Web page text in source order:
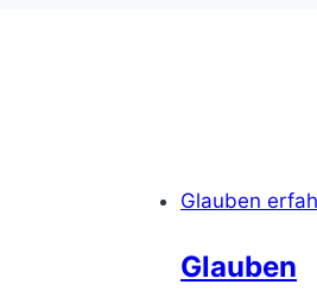
Glauben
Glauben